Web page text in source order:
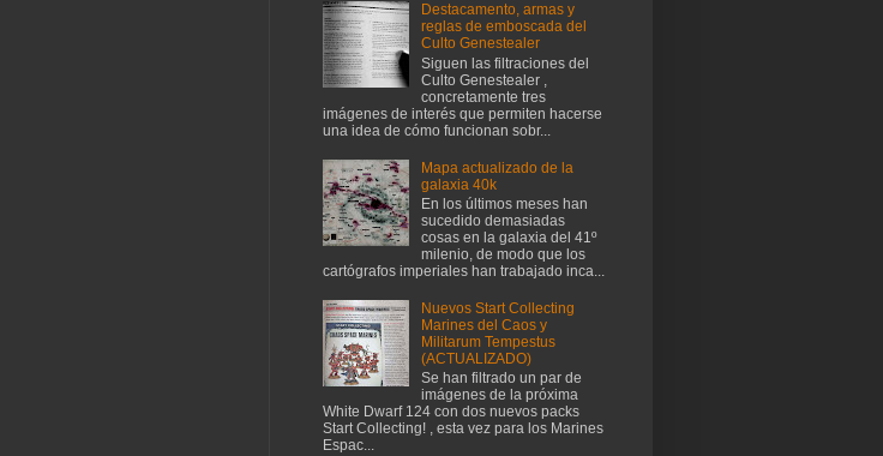
Destacamento, armas y
reglas de emboscada del
Culto Genestealer
Siguen las filtraciones del
Culto Genestealer ,
concretamente tres
imágenes de interés que permiten hacerse
una idea de cómo funcionan sobr...
Mapa actualizado de la
galaxia 40k
En los últimos meses han
sucedido demasiadas
cosas en la galaxia del 41º
milenio, de modo que los
cartógrafos imperiales han trabajado inca...
Nuevos Start Collecting
Marines del Caos y
Militarum Tempestus
(ACTUALIZADO)
Se han filtrado un par de
imágenes de la próxima
White Dwarf 124 con dos nuevos packs
Start Collecting! , esta vez para los Marines
Espac...